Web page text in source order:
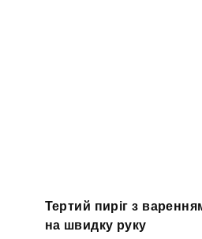
Тертий пиріг з
на швидку руку